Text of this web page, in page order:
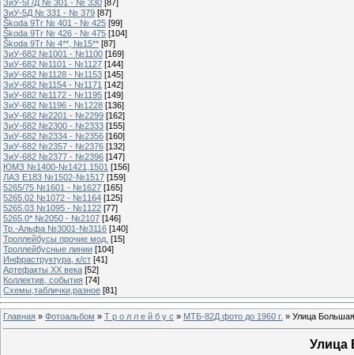
ЗиУ-5Г/Д № 301 - № 330 [87]
ЗиУ-5Д № 331 - № 379 [87]
Škoda 9Tr № 401 - № 425 [99]
Škoda 9Tr № 426 - № 475 [104]
Škoda 9Tr № 4**, №15** [87]
ЗиУ-682 №1001 - №1100 [169]
ЗиУ-682 №1101 - №1127 [144]
ЗиУ-682 №1128 - №1153 [145]
ЗиУ-682 №1154 - №1171 [142]
ЗиУ-682 №1172 - №1195 [149]
ЗиУ-682 №1196 - №1228 [136]
ЗиУ-682 №2201 - №2299 [162]
ЗиУ-682 №2300 - №2333 [155]
ЗиУ-682 №2334 - №2356 [160]
ЗиУ-682 №2357 - №2376 [132]
ЗиУ-682 №2377 - №2396 [147]
ЮМЗ №1400-№1421,1501 [156]
ЛАЗ Е183 №1502-№1517 [159]
5265/75 №1601 - №1627 [165]
5265.02 №1072 - №1164 [125]
5265.03 №1095 - №1122 [77]
5265.0* №2050 - №2107 [146]
Тр.-Альфа №3001-№3116 [140]
Троллейбусы прочие мод. [15]
Троллейбусные линии [104]
Инфраструктура, к/ст [41]
Артефакты ХХ века [52]
Коллектив, события [74]
Схемы,таблички,разное [81]
Главная » Фотоальбом » Т р о л л е й б у с » МТБ-82Д фото до 1960 г. » Улица
Улица